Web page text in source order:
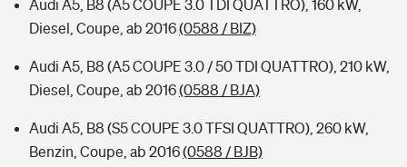
Audi A5, B8 (A5 COUPE 3.0 TDI QUATTRO), 160 kW,
Diesel, Coupe, ab 2016(0588 / BIZ)
Audi A5, B8 (A5 COUPE 3.0 / 50 TDI QUATTRO), 210 kW,
Diesel, Coupe, ab 2016(0588 / BJA)
Audi A5, B8 (S5 COUPE 3.0 TFSI QUATTRO), 260 kW,
Benzin, Coupe, ab 2016(0588 / BJB)